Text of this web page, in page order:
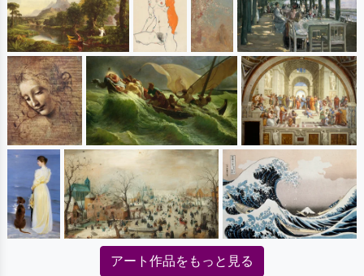
アート作品をもっと見る